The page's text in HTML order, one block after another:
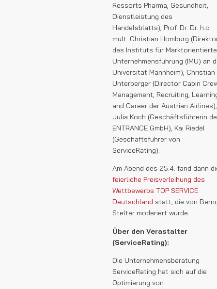
Ressorts Pharma, Gesundheit,
Dienstleistung des
Handelsblatts), Prof. Dr. Dr. h.c.
mult. Christian Homburg
des Instituts für Markt­orientierte
Unternehmens­führung (IMU) an
Universität Mannheim), Christian
Unterberger (Director Cabin
Management, Recruiting,
and Career der Austrian Airlines),
Julia Koch (Geschäftsführerin
ENTRANCE GmbH), Kai Riedel
(Geschäftsführer von
ServiceRating).
Am Abend des 25.4. fand dann
feierliche Preisverleihung des
Wettbewerbs TOP SERVICE
Deutschland statt, die von
Stelter moderiert wurde.
Über den Verastalter
(ServiceRating):
Die Unternehmensberatung
ServiceRating hat sich auf die
Optimierung von